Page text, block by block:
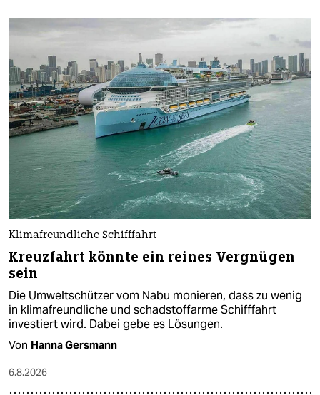
Klimafreundliche Schifffahrt
Kreuzfahrt könnte ein reines Vergnügen
sein
Die Umweltschützer vom Nabu monieren, dass zu wenig
in klimafreundliche und schadstoffarme Schifffahrt
investiert wird. Dabei gebe es Lösungen.
Von Hanna Gersmann
6.8.2026